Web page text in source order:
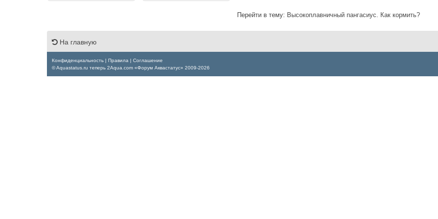
Перейти в тему: Высокоплавничный пангасиус. Как кормить?
На главную
Конфиденциальность Правила
Соглашение
© Aquastatus.ru теперь 2Aqua.com «Форум Аквастатус» 2009-2026